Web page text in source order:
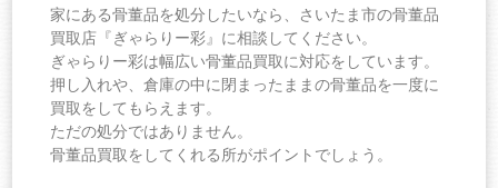
家にある骨董品を処分したいなら、さいたま市の骨董品
買取店『ぎゃらりー彩』に相談してください。
ぎゃらりー彩は幅広い骨董品買取に対応をしています。
押し入れや、倉庫の中に閉まったままの骨董品を一度に
買取をしてもらえます。
ただの処分ではありません。
骨董品買取をしてくれる所がポイントでしょう。